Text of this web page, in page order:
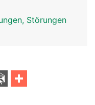
Störungen